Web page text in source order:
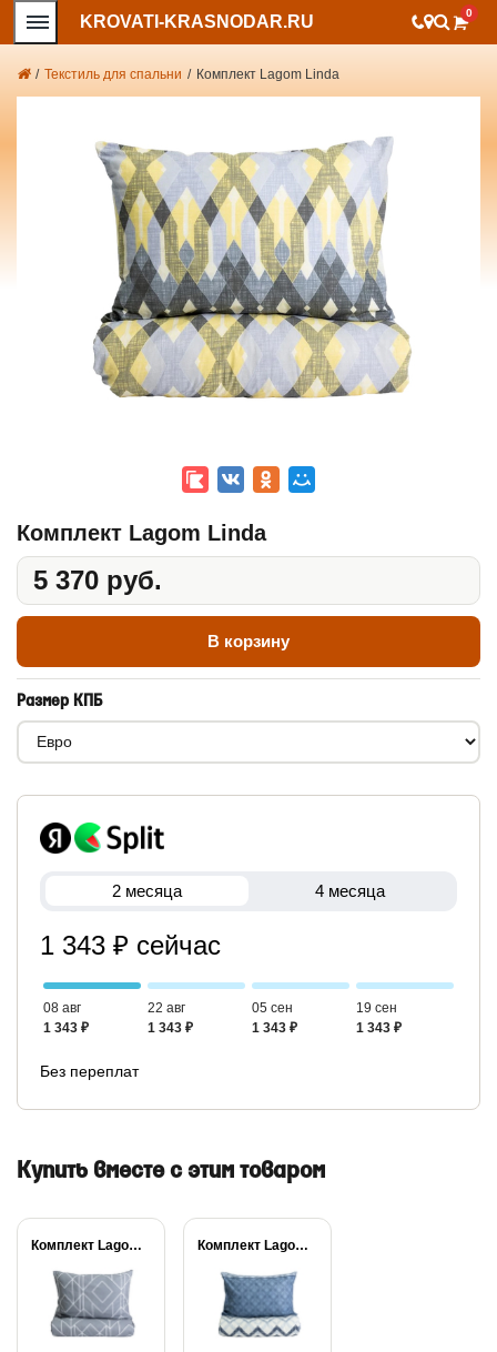
KROVATI-KRASNODAR.RU 0
/ Текстиль для спальни / Комплект Lagom Linda
Комплект Lagom Linda
5 370 руб.
В корзину
Размер КПБ
2 месяца 4 месяца
1 343 ₽ сейчас
08 авг
1 343 ₽
22 авг
1 343 ₽
05 сен
1 343 ₽
19 сен
1 343 ₽
Без переплат
Купить вместе с этим товаром
Комплект Lagom Una Комплект Lagom Helga